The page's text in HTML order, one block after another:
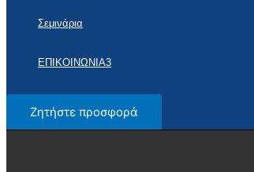
Σεμινάρια
ΕΠΙΚΟΙΝΩΝΙΑ3
Ζητήστε προσφορά